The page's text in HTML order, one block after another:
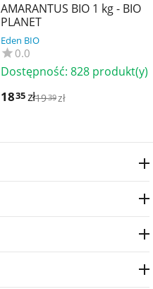
AMARANTUS BIO 1 kg - BIO
PLANET
Eden BIO
0.0
Dostępność: 828 produkt(y)
1835zł1939zł